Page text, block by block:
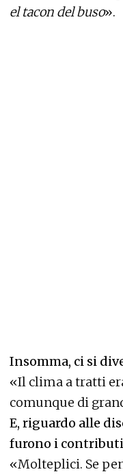
el tacon del buso».
Insomma, ci si
«Il clima a tratti
comunque di
E, riguardo alle
furono i contributi
«Molteplici. Se